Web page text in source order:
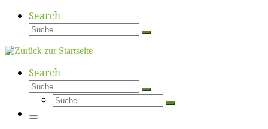
Search
Suche
Suche
Search
Suche
Suche
Suche
Suche
Menü